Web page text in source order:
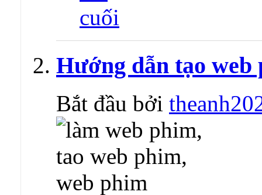
Hướng dẫn tạo
Bắt đầu bởi